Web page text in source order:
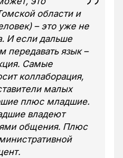
области и
– это уже не
И если дальше
передавать язык –
Самые
коллаборация,
малых
плюс младшие.
владеют
общения. Плюс